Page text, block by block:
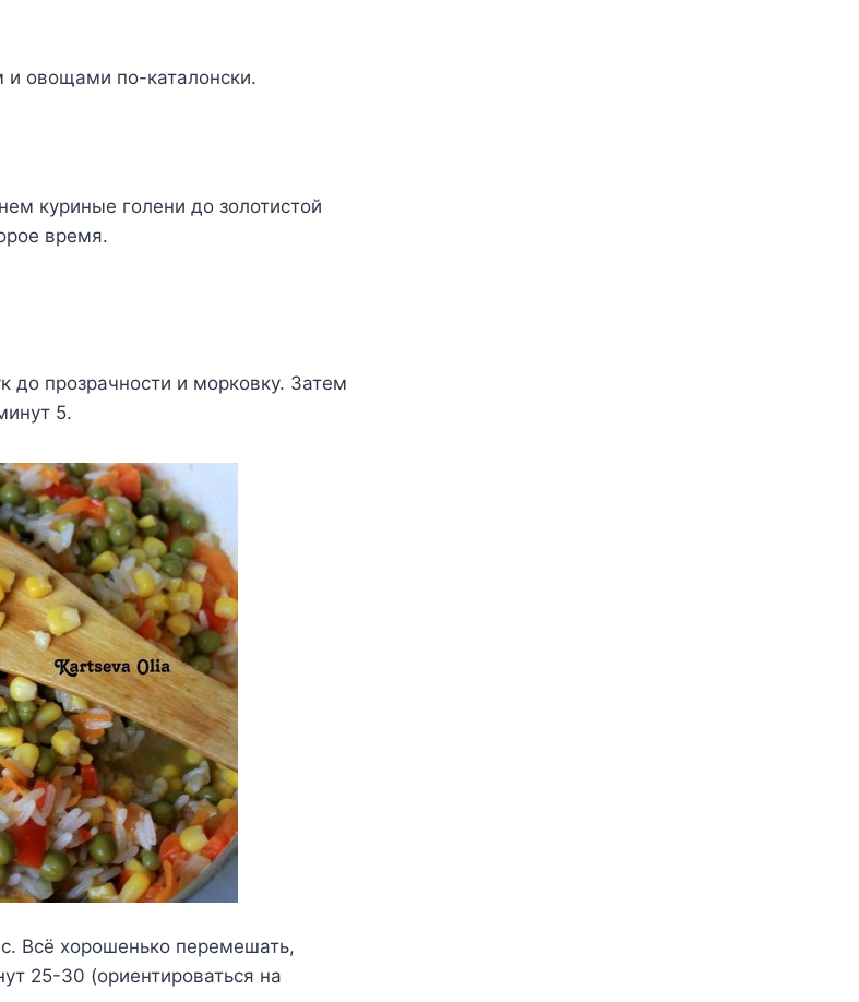
и овощами по-каталонски.
куриные голени до золотистой
время.
прозрачности и морковку. Затем
5.
Всё хорошенько перемешать,
25-30 (ориентироваться на